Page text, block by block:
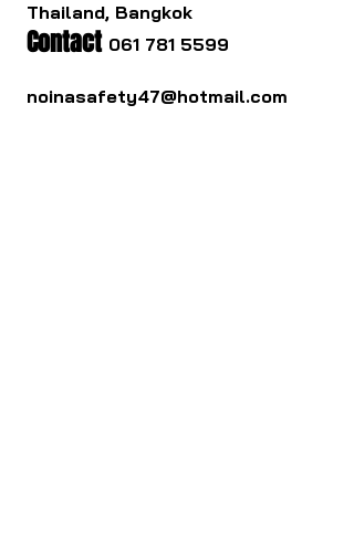
Thailand, Bangkok
Contact 061 781 5599
noinasafety47@hotmail.com